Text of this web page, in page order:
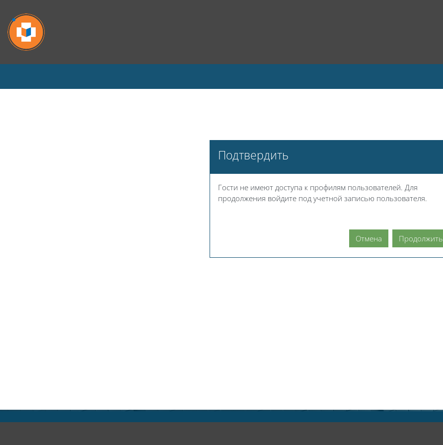
Подтвердить
Гости не имеют доступа к профилям пользователей. Для
продолжения войдите под учетной записью пользователя.
Отмена Продолжить